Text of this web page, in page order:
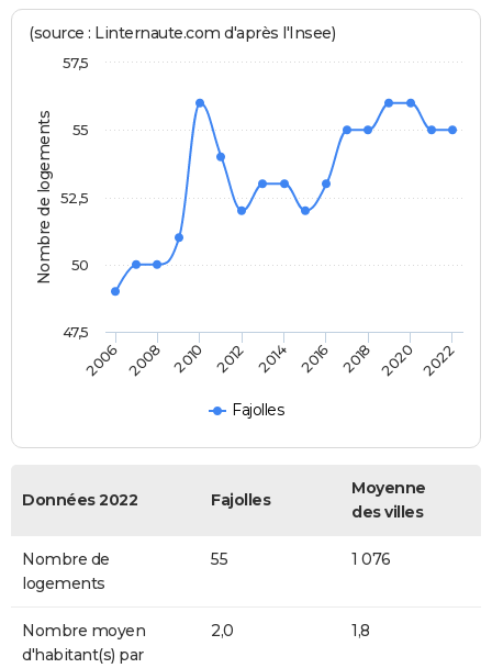
Nombre de logements
(source : Linternaute.com d'après l'Insee)
Fajolles
2006 2008 2010 2012 2014 2016 2018 2020 2022
50
47,5
52,5
55
57,5
Données 2022 Fajolles
Moyenne
des villes
Nombre de
logements
55 1 076
Nombre moyen
d'habitant(s) par
2,0 1,8